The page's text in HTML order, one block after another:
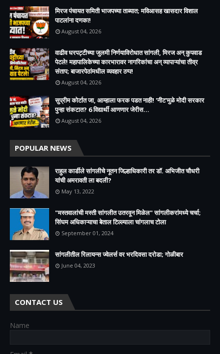
मिरज पंचायत समिती भाजपच्या ताब्यात; मविआसह खासदार विशाल
पाटलांना दणका!
August 04, 2026
वाढीव घरपट्टीच्या जुलमी निर्णयाविरोधात सांगली, मिरज अन् कुपवाड
पेटले! महापालिकेच्या कारभारावर नागरिकांचा अन् व्यापाऱ्यांचा तीव्र
संताप; बाजारपेठांमधील व्यवहार ठप्प!​
August 04, 2026
सुप्रीम कोर्टात जा, आम्हाला फरक पडत नाही! 'नीट'मुळे मोदी सरकार
पुन्हा संकटात? 6 विद्यार्थी आणणार जेरीस...
August 04, 2026
POPULAR NEWS
राहुल कार्डीले सांगलीचे नूतन जिल्हाधिकारी तर डॉ. अभिजीत चौधरी
यांची अमरावती ला बदली?
May 13, 2022
"मस्तवालांची मस्ती सांगलीत उतरवून मिळेल" सांगलीकरांमध्ये चर्चा;
सिंघम अधिकाऱ्याचा बेताल टिल्ल्याला चांगलाच टोला
September 01, 2024
सांगलीतील रिलायन्स ज्वेलर्स वर भरदिवसा दरोडा; गोळीबार
June 04, 2023
CONTACT US
Name